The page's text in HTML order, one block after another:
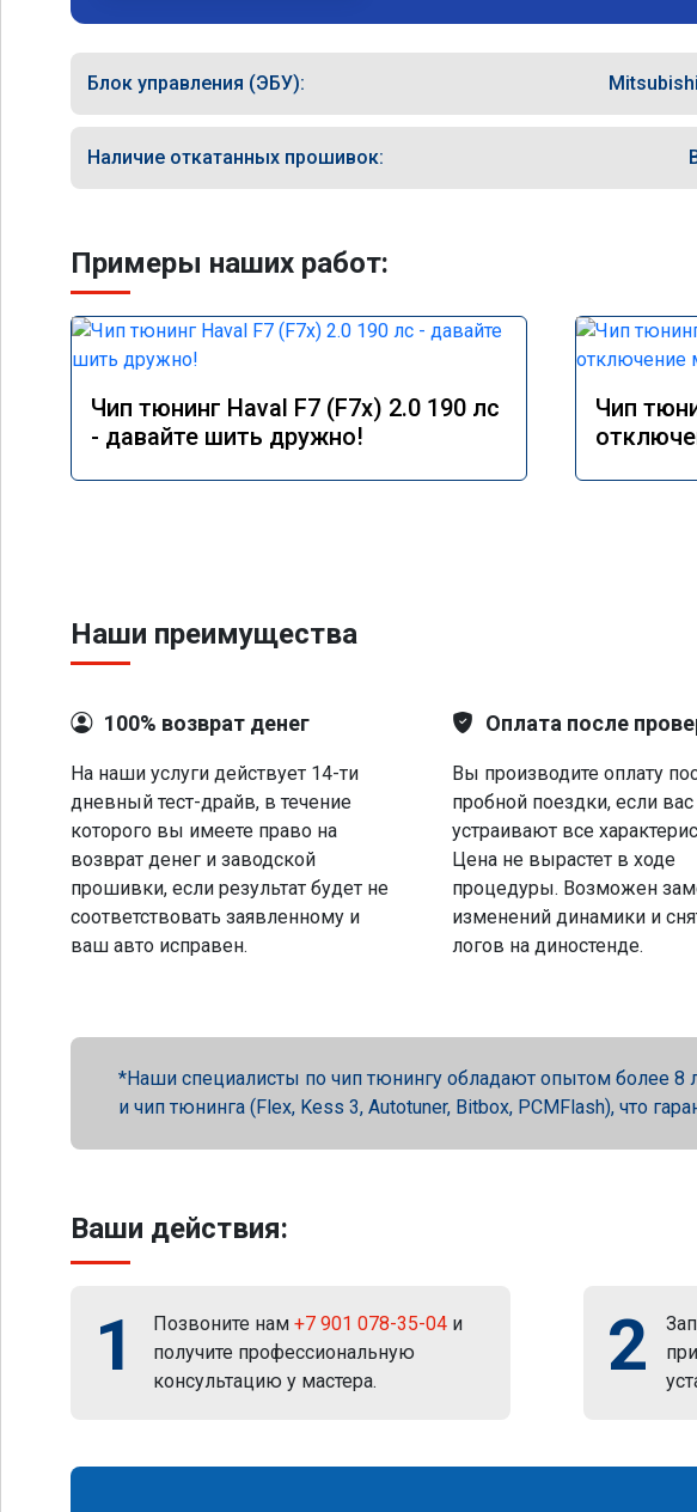
Завтра везу X7 на чип, Там по цифрам
Блок управления (ЭБУ):
Наличие откатанных прошивок:
Примеры наших работ:
Чип тюнинг Haval F7 (F7x) 2.0 190 лс
- давайте шить дружно!
Чип
Наши преимущества
100% возврат денег
На наши услуги действует 14-ти
дневный тест-драйв, в течение
которого вы имеете право на
возврат денег и заводской
прошивки, если результат будет не
соответствовать заявленному и
ваш авто исправен.
Оплата после
Вы производите оплату
пробной поездки, если вас
устраивают все
Цена не вырастет в ходе
процедуры. Возможен
изменений динамики и
логов на диностенде.
Наши специалисты по чип тюнингу обладают опытом более 8
и чип тюнинга (Flex, Kess 3, Autotuner, Bitbox, PCMFlash), что
Ваши действия:
1 Позвоните нам +7 901 078-35-04 и
получите профессиональную
консультацию у мастера.
2